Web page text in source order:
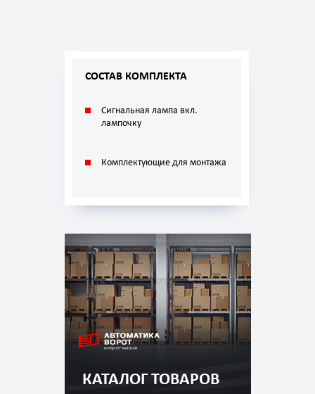
СОСТАВ КОМПЛЕКТА
Сигнальная лампа вкл.
лампочку
Комплектующие для монтажа
КАТАЛОГ ТОВАРОВ